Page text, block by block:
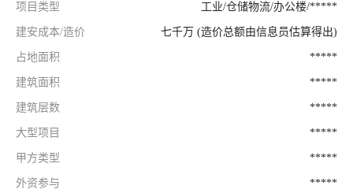
项目类型 工业/仓储物流/办公楼/*****
建安成本/造价 七千万 (造价总额由信息员估算得出)
占地面积 *****
建筑面积 *****
建筑层数 *****
大型项目 *****
甲方类型 *****
外资参与 *****